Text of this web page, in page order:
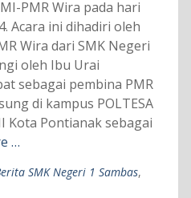
PMR Wira pada hari
Acara ini dihadiri oleh
Wira dari SMK Negeri
oleh Ibu Urai
sebagai pembina PMR
di kampus POLTESA
Kota Pontianak sebagai
…
SMK Negeri 1 Sambas,